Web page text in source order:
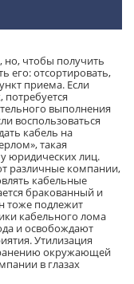
но, чтобы получить
его: отсортировать,
приема. Если
потребуется
выполнения
воспользоваться
кабель на
такая
юридических лиц.
различные компании,
кабельные
бракованный и
тоже подлежит
кабельного лома
и освобождают
Утилизация
окружающей
в глазах